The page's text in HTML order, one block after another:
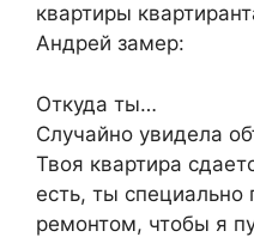
квартиры
Андрей замер:
Откуда ты…
Случайно увидела
Твоя квартира
есть, ты
ремонтом, чтобы я